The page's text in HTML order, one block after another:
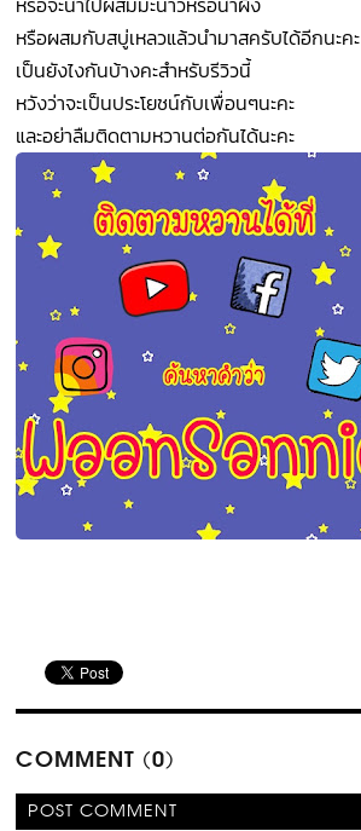
หรือผสมกับสบู่เหลวแล้วนำมาสครับได้อีกนะคะ
เป็นยังไงกันบ้างคะสำหรับรีวิวนี้
หวังว่าจะเป็นประโยชน์กับเพื่อนๆนะคะ
และอย่าลืมติดตามหวานต่อกันได้นะคะ
COMMENT (0)
POST COMMENT